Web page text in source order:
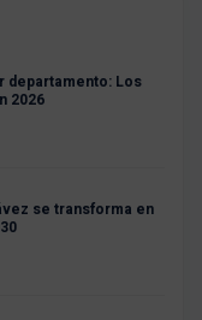
departamento: Los
2026
se transforma en